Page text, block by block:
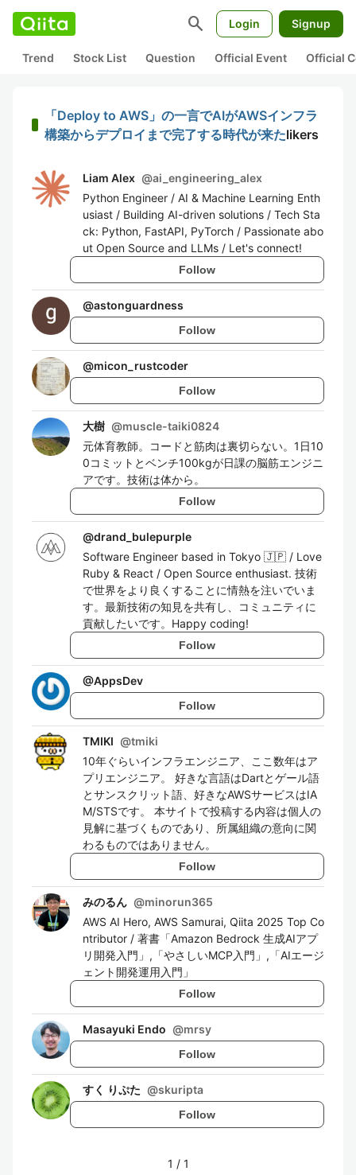
search Login Signup
Trend Stock List Question Official Event Official
「Deploy to AWS」の一言でAIがAWSインフラ
構築からデプロイまで完了する時代が来たlikers
Liam Alex @ai_engineering_alex
Python Engineer / AI & Machine Learning Enth
usiast / Building AI-driven solutions / Tech Sta
ck: Python, FastAPI, PyTorch / Passionate abo
ut Open Source and LLMs / Let's connect!
Follow
@astonguardness
Follow
@micon_rustcoder
Follow
大樹 @muscle-taiki0824
元体育教師。コードと筋肉は裏切らない。1日10
0コミットとベンチ100kgが日課の脳筋エンジニ
アです。技術は体から。
Follow
@drand_bulepurple
Software Engineer based in Tokyo 🇯🇵 / Love
Ruby & React / Open Source enthusiast. 技術
で世界をより良くすることに情熱を注いでいま
す。最新技術の知見を共有し、コミュニティに
貢献したいです。Happy coding!
Follow
@AppsDev
Follow
TMIKI @tmiki
10年ぐらいインフラエンジニア、ここ数年はア
プリエンジニア。 好きな言語はDartとゲール語
とサンスクリット語、好きなAWSサービスはIA
M/STSです。 本サイトで投稿する内容は個人の
見解に基づくものであり、所属組織の意向に関
わるものではありません。
Follow
みのるん @minorun365
AWS AI Hero, AWS Samurai, Qiita 2025 Top Co
ntributor / 著書「Amazon Bedrock 生成AIアプ
リ開発入門」,「やさしいMCP入門」,「AIエージ
ェント開発運用入門」
Follow
Masayuki Endo @mrsy
Follow
すく りぷた @skuripta
Follow
1 / 1